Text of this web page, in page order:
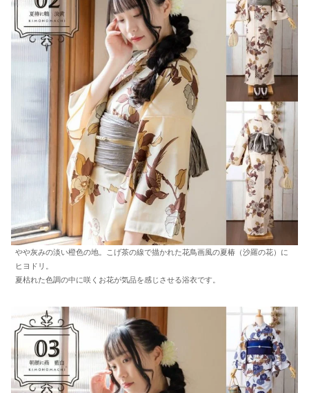
やや灰みの淡い橙色の地。こげ茶の線で描かれた花鳥画風の夏椿（沙羅の花）に
ヒヨドリ。
夏枯れた色調の中に咲くお花が気品を感じさせる浴衣です。